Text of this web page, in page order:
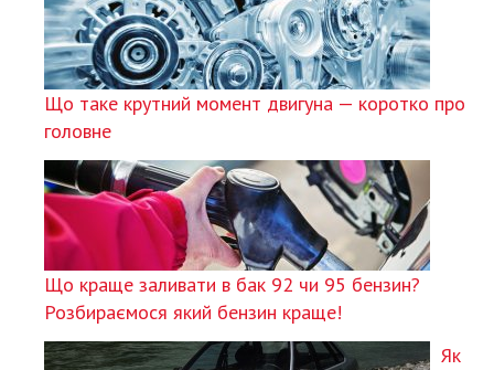
Що таке крутний момент двигуна — коротко про
головне
Що краще заливати в бак 92 чи 95 бензин?
Розбираємося який бензин краще!
Як